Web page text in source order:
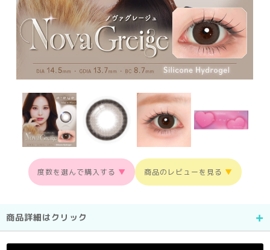
度数を選んで購入する ▼ 商品のレビューを見る ▼
商品詳細はクリック